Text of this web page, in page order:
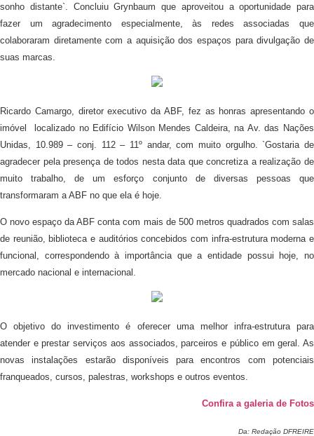
sonho distante`. Concluiu Grynbaum que aproveitou a oportunidade para
fazer um agradecimento especialmente, às redes associadas que
colaboraram diretamente com a aquisição dos espaços para divulgação de
suas marcas.
Ricardo Camargo, diretor executivo da ABF, fez as honras apresentando o
imóvel localizado no Edifício Wilson Mendes Caldeira, na Av. das Nações
Unidas, 10.989 – conj. 112 – 11º andar, com muito orgulho. `Gostaria de
agradecer pela presença de todos nesta data que concretiza a realização de
muito trabalho, de um esforço conjunto de diversas pessoas que
transformaram a ABF no que ela é hoje.
O novo espaço da ABF conta com mais de 500 metros quadrados com salas
de reunião, biblioteca e auditórios concebidos com infra-estrutura moderna e
funcional, correspondendo à importância que a entidade possui hoje, no
mercado nacional e internacional.
O objetivo do investimento é oferecer uma melhor infra-estrutura para
atender e prestar serviços aos associados, parceiros e público em geral. As
novas instalações estarão disponíveis para encontros com potenciais
franqueados, cursos, palestras, workshops e outros eventos.
Confira a galeria de Fotos
Da: Redação DFREIRE